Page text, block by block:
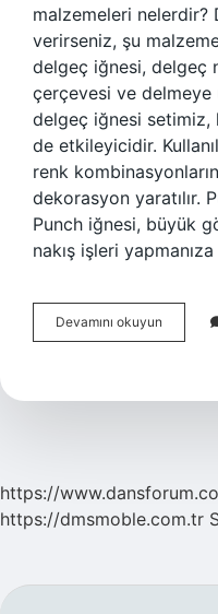
malzemeleri nelerdir?
verirseniz, şu
delgeç iğnesi, delgeç
çerçevesi ve
delgeç iğnesi setimiz,
de etkileyicidir.
renk
dekorasyon yaratılır.
Punch iğnesi, büyük
nakış işleri
Devamını okuyun
Seti
https://
https://dmsmoble.com.tr